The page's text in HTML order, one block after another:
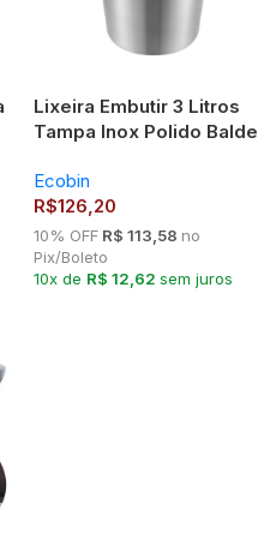
Lixeira Embutir 3 Litros
Tampa Inox Polido Balde
Ecobin
R$126,20
10% OFFR$ 113,58 no
Pix/Boleto
10x de R$ 12,62 sem juros